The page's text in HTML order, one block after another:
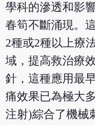
學科的滲透和影
春筍不斷涌現。
2種或2種以上療
域，提高救治療
針，這種應用最
痛效果已為極大
注射)綜合了機械